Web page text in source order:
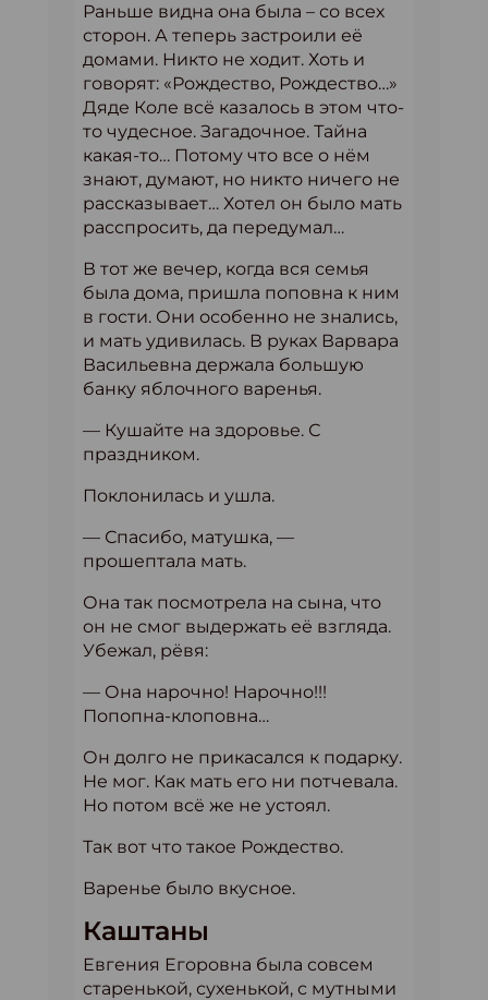
Раньше видна она была – со всех
сторон. А теперь застроили её
домами. Никто не ходит. Хоть и
говорят: «Рождество, Рождество…»
Дяде Коле всё казалось в этом что-
то чудесное. Загадочное. Тайна
какая-то… Потому что все о нём
знают, думают, но никто ничего не
рассказывает… Хотел он было мать
расспросить, да передумал…
В тот же вечер, когда вся семья
была дома, пришла поповна к ним
в гости. Они особенно не знались,
и мать удивилась. В руках Варвара
Васильевна держала большую
банку яблочного варенья.
— Кушайте на здоровье. С
праздником.
Поклонилась и ушла.
— Спасибо, матушка, —
прошептала мать.
Она так посмотрела на сына, что
он не смог выдержать её взгляда.
Убежал, рёвя:
— Она нарочно! Нарочно!!!
Попопна-клоповна…
Он долго не прикасался к подарку.
Не мог. Как мать его ни потчевала.
Но потом всё же не устоял.
Так вот что такое Рождество.
Варенье было вкусное.
Каштаны
Евгения Егоровна была совсем
старенькой, сухенькой, с мутными